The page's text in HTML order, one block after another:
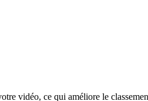
vidéo, ce qui améliore le